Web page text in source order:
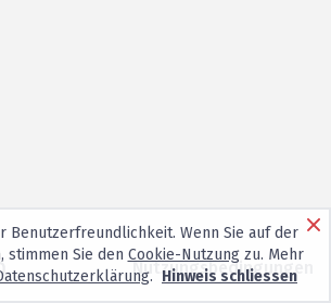
Nutzungsbedingungen
Benutzerfreundlichkeit. Wenn Sie auf der
stimmen Sie den Cookie-Nutzungzu. Mehr
. Hinweis schliessen